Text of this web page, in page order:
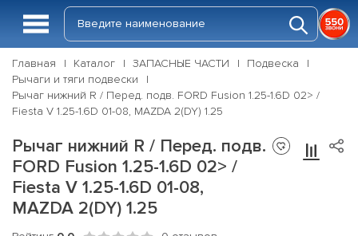
Главная Каталог ЗАПАСНЫЕ ЧАСТИ
Подвеска
Рычаги и тяги подвески
Рычаг нижний R / Перед. подв. FORD Fusion 1.25-1.6D 02> /
Fiesta V 1.25-1.6D 01-08, MAZDA 2(DY) 1.25
Рычаг нижний R / Перед. подв.
FORD Fusion 1.25-1.6D 02> /
Fiesta V 1.25-1.6D 01-08,
MAZDA 2(DY) 1.25